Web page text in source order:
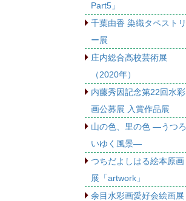
Part5」
千葉由香 染織タペストリ
ー展
庄内総合高校芸術展
（2020年）
内藤秀因記念第22回水彩
画公募展 入賞作品展
山の色、里の色 ―うつろ
いゆく風景―
つちだよしはる絵本原画
展「artwork」
余目水彩画愛好会絵画展